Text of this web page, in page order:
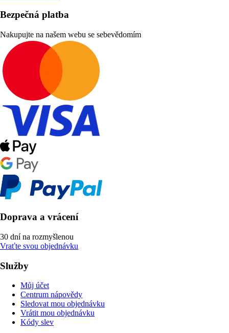
Bezpečná platba
Nakupujte na našem webu se sebevědomím
Doprava a vrácení
30 dní na rozmyšlenou
Vraťte svou objednávku
Služby
Můj účet
Centrum nápovědy
Sledovat mou objednávku
Vrátit mou objednávku
Kódy slev